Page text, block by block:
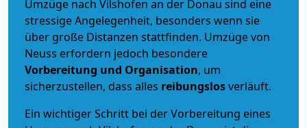
Umzüge nach Vilshofen an der Donau sind eine
stressige Angelegenheit, besonders wenn sie
über große Distanzen stattfinden. Umzüge von
Neuss erfordern jedoch besondere
Vorbereitung und Organisation, um
sicherzustellen, dass alles reibungslosverläuft.
Ein wichtiger Schritt bei der Vorbereitung eines